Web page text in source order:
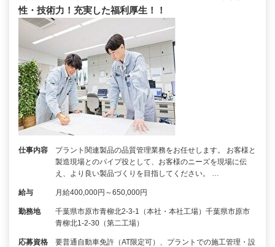
性・技術力！充実した福利厚生！！
仕事内容
プラント関連製品の品質管理業務をお任せします。 お客様と
製造現場とのパイプ役として、お客様のニーズを現場に伝
え、より良い製品づくりを目指してください。 …
給与 月給400,000円～650,000円
勤務地
千葉県市原市青柳北2-3-1（本社・本社工場）千葉県市原市
青柳北1-2-30（第二工場）
応募資格
要普通自動車免許（AT限定可）、プラントでの施工管理・設